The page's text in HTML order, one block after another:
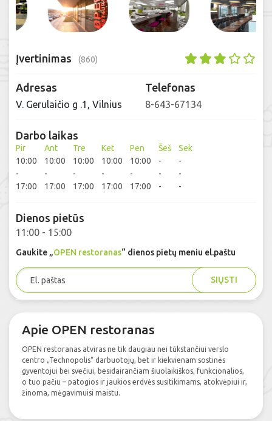
Įvertinimas (860)
Adresas
V. Gerulaičio g .1, Vilnius
Telefonas
8-643-67134
Darbo laikas
Pir
10:00
-
17:00
Ant
10:00
-
17:00
Tre
10:00
-
17:00
Ket
10:00
-
17:00
Pen
10:00
-
17:00
Šeš
-
-
-
Sek
-
-
-
Dienos pietūs
11:00 - 15:00
Gaukite „OPEN restoranas“ dienos pietų meniu el.paštu
SIŲSTI
Apie OPEN restoranas
OPEN restoranas atviras ne tik daugiau nei tūkstančiui verslo
centro „Technopolis“ darbuotojų, bet ir kiekvienam sostinės
gyventojui bei svečiui, besidairančiam šiuolaikiškos, funkcionalios,
o tuo pačiu – patogios ir jaukios erdvės susitikimams, atokvėpiui ir,
žinoma, mėgavimuisi maistu.